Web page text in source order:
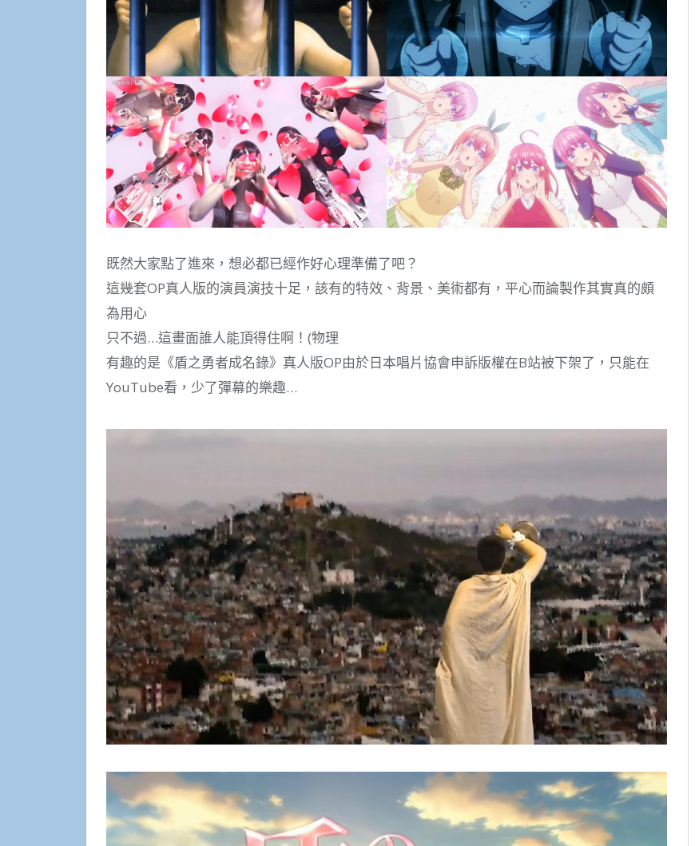
既然大家點了進來，想必都已經作好心理準備了吧？
這幾套OP真人版的演員演技十足，該有的特效、背景、美術都有，平心而論製作其實真的頗
為用心
只不過…這畫面誰人能頂得住啊！(物理
有趣的是《盾之勇者成名錄》真人版OP由於日本唱片協會申訴版權在B站被下架了，只能在
YouTube看，少了彈幕的樂趣…